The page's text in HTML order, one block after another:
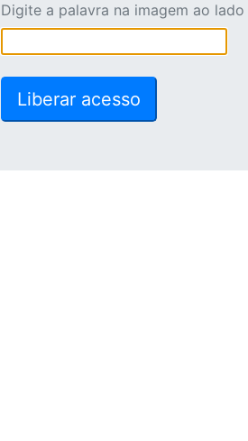
Digite a palavra na imagem ao